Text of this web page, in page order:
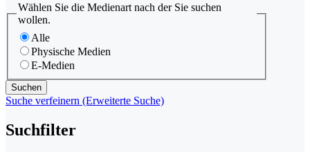
Wählen Sie die Medienart nach der Sie suchen
wollen.
Alle
Physische Medien
E-Medien
Suche verfeinern (Erweiterte Suche)
Suchfilter